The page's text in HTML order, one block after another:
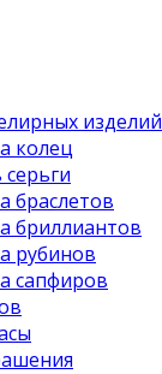
изделий
колец
браслетов
бриллиантов
рубинов
сапфиров